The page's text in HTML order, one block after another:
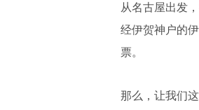
从名古屋出发
经伊贺神户的
票。
那么，让我们